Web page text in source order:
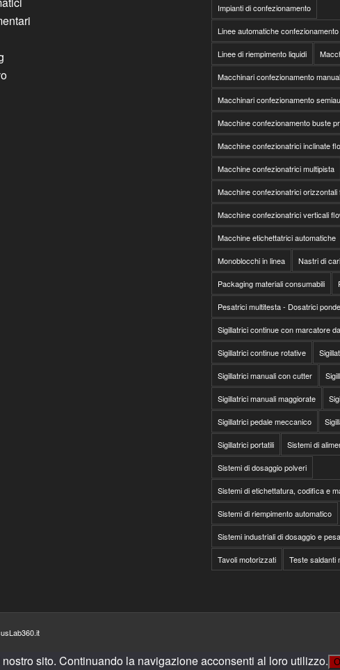
Impianti di confezionamento
Linee automatiche
Linee di riempimento liquidi
Macchinari confezionamento
Macchinari confezionamento
Macchine confezionamento buste
Macchine confezionatrici inclinate
Macchine confezionatrici multipista
Macchine confezionatrici
Macchine confezionatrici verticali
Macchine etichettatrici automatiche
Monoblocchi in linea Nastri di
Packaging materiali consumabili
Pesatrici multitesta - Dosatrici
Sigillatrici continue con marcatore
Sigillatrici continue rotative
Sigillatrici manuali con cutter
Sigillatrici manuali maggiorate
Sigillatrici pedale meccanico
Sigillatrici portatili Sistemi di
Sistemi di dosaggio polveri
Sistemi di etichettatura, codifica e
Sistemi di riempimento automatico
Sistemi industriali di dosaggio e
Tavoli motorizzati Teste saldanti
sito. Continuando la navigazione acconsenti al loro utilizzo.